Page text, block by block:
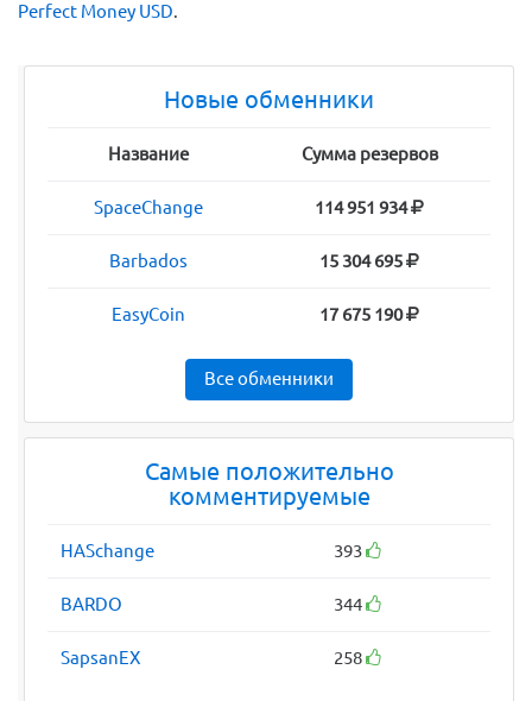
Perfect Money USD.
Новые обменники
Название Сумма резервов
SpaceChange 114 951 934
Barbados 15 304 695
EasyCoin 17 675 190
Все обменники
Самые положительно
комментируемые
HASchange 393
BARDO 344
SapsanEX 258